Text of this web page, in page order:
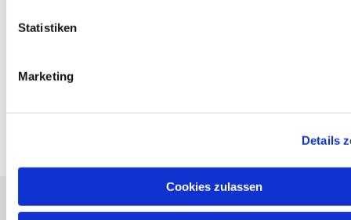
Statistiken
Marketing
Details
Cookies zulassen